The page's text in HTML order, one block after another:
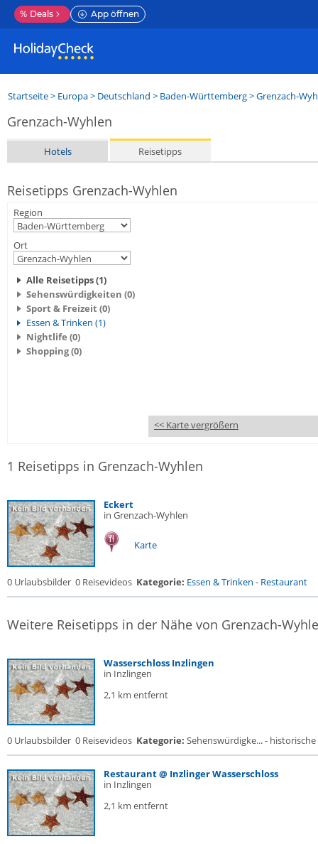
% Deals App öffnen
Startseite> Europa> Deutschland > Baden-Württemberg>Grenzach-
Grenzach-Wyhlen
Hotels Reisetipps
Reisetipps Grenzach-Wyhlen
Region
Ort
Alle Reisetipps (1)
Sehenswürdigkeiten (0)
Sport & Freizeit (0)
Essen & Trinken (1)
Nightlife (0)
Shopping (0)
<< Karte vergrößern
1 Reisetipps in Grenzach-Wyhlen
Eckert
in Grenzach-Wyhlen
Karte
0 Urlaubsbilder 0 Reisevideos Kategorie: Essen & Trinken - Restaurant
Weitere Reisetipps in der Nähe von Grenzach-
Wasserschloss Inzlingen
in Inzlingen
2,1 km entfernt
0 Urlaubsbilder 0 Reisevideos Kategorie: Sehenswürdigke... - historische
Restaurant @ Inzlinger Wasserschloss
in Inzlingen
2,1 km entfernt